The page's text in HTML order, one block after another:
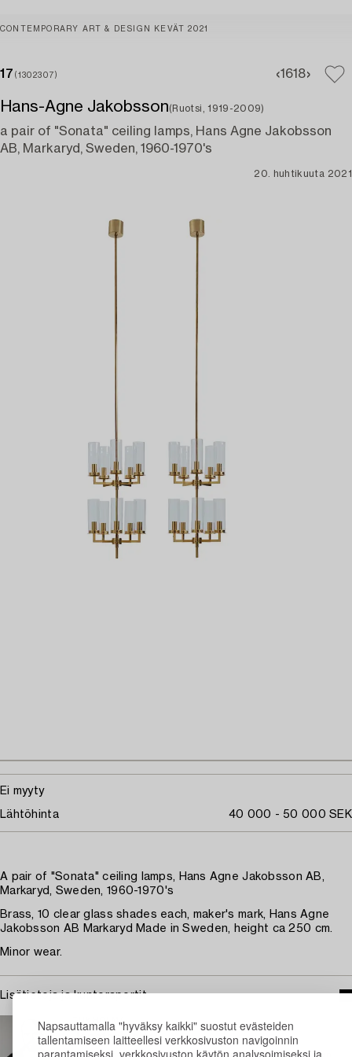
Napsauttamalla "hyväksy kaikki" suostut evästeiden
tallentamiseen laitteellesi verkkosivuston navigoinnin
parantamiseksi, verkkosivuston käytön analysoimiseksi ja
CONTEMPORARY ART & DESIGN KEVÄT 2021
17 (1302307) 1618
Hans-Agne Jakobsson(Ruotsi, 1919-2009)
a pair of "Sonata" ceiling lamps, Hans Agne Jakobsson
AB, Markaryd, Sweden, 1960-1970's
20. huhtikuuta 2021
Ei myyty
Lähtöhinta 40 000 - 50 000 SEK
A pair of "Sonata" ceiling lamps, Hans Agne Jakobsson AB,
Markaryd, Sweden, 1960-1970's
Brass, 10 clear glass shades each, maker's mark, Hans Agne
Jakobsson AB Markaryd Made in Sweden, height ca 250 cm.
Minor wear.
Lisätietoja ja kuntoraportit
TUKHOLMA
Jonatan Jahn